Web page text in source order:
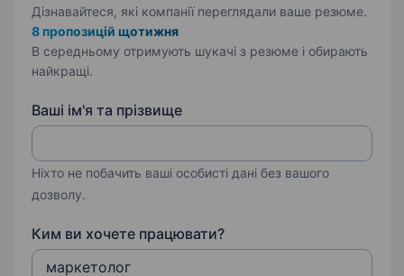
Дізнавайтеся, які компанії переглядали ваше резюме.
8 пропозицій щотижня
В середньому отримують шукачі з резюме і обирають
найкращі.
Ваші ім'я та прізвище
Ніхто не побачить ваші особисті дані без вашого
дозволу.
Ким ви хочете працювати?